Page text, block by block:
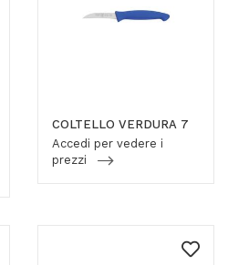
COLTELLO VERDURA 7
Accedi per vedere i
prezzi